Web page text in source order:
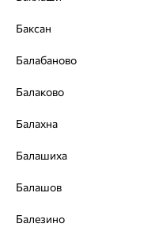
Баксан
Балабаново
Балаково
Балахна
Балашиха
Балашов
Балезино